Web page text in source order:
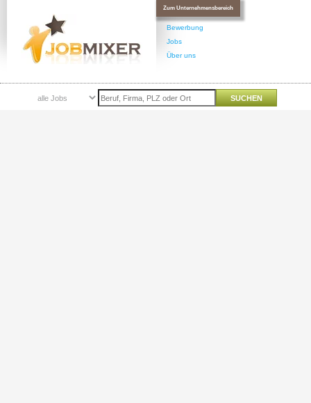
Zum Unternehmensbereich
Bewerbung
Jobs
Über uns